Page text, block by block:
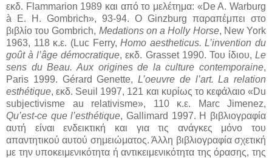
εκδ. Flammarion 1989 και από το μελέτημα: «De A. Warburg
à E. H. Gombrich», 93-94. Ο Ginzburg παραπέμπει στο
βιβλίο του Gombrich, Medations on a Holly Horse, New York
1963, 118 κ.ε. (Luc Ferry,Homo aestheticus. L’invention du
goût à l’âge démocratique, εκδ. Grasset 1990. Του ίδιου,Le
sens du Beau. Aux origines de la culture contemporaine,
Paris 1999. Gérard Genette, L’oeuvre de l’art. La relation
esthétique, εκδ. Seuil 1997, 121 και κυρίως το κεφάλαιο «Du
subjectivisme au relativisme», 110 κ.ε. Marc Jimenez,
Qu’est-ce que l’esthétique, Gallimard 1997. Η βιβλιογραφία
αυτή είναι ενδεικτική και για τις ανάγκες μόνο του
απαντητικού αυτού σημειώματος. Άλλη βιβλιογραφία σχετική
με την υποκειμενικότητα ή αντικειμενικότητα της όρασης, της